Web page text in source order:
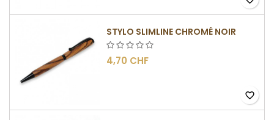
STYLO SLIMLINE CHROMÉ NOIR
4,70 CHF
favorite_border